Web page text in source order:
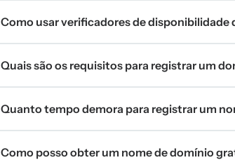
Como usar verificadores de disponibilidade
Quais são os requisitos para registrar um
Quanto tempo demora para registrar um
Como posso obter um nome de domínio